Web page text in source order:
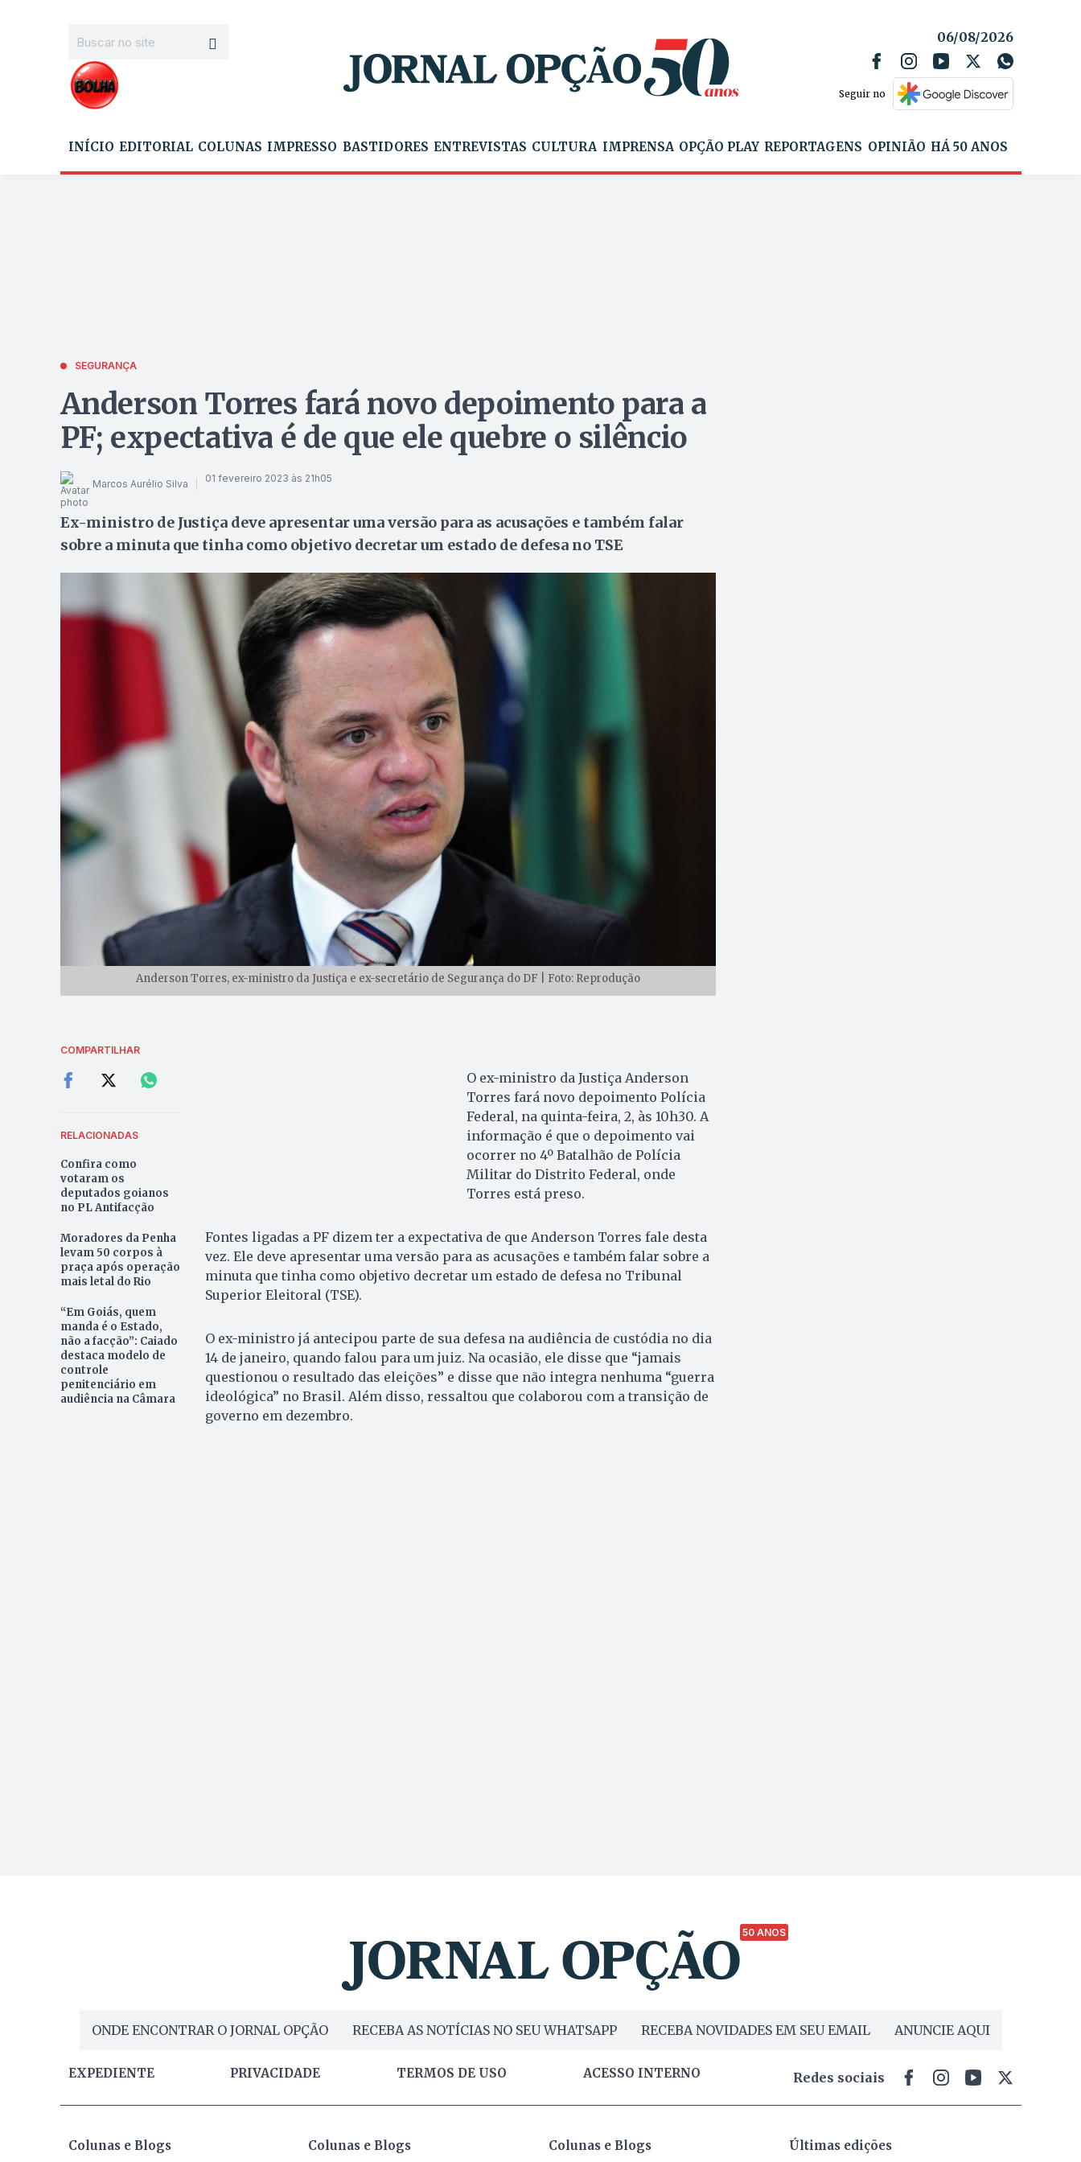
06/08/2026
Seguir no
INÍCIO EDITORIAL COLUNAS IMPRESSO BASTIDORES ENTREVISTAS CULTURA IMPRENSA OPÇÃO PLAY REPORTAGENS OPINIÃO HÁ 50 ANOS
SEGURANÇA
Anderson Torres fará novo depoimento para a
PF; expectativa é de que ele quebre o silêncio
Marcos Aurélio Silva 01 fevereiro 2023 às 21h05
Ex-ministro de Justiça deve apresentar uma versão para as acusações e também falar
sobre a minuta que tinha como objetivo decretar um estado de defesa no TSE
Anderson Torres, ex-ministro da Justiça e ex-secretário de Segurança do DF | Foto: Reprodução
COMPARTILHAR
RELACIONADAS
Confira como
votaram os
deputados goianos
no PL Antifacção
Moradores da Penha
levam 50 corpos à
praça após operação
mais letal do Rio
“Em Goiás, quem
manda é o Estado,
não a facção”: Caiado
destaca modelo de
controle
penitenciário em
audiência na Câmara
O ex-ministro da Justiça Anderson
Torres fará novo depoimento Polícia
Federal, na quinta-feira, 2, às 10h30. A
informação é que o depoimento vai
ocorrer no 4º Batalhão de Polícia
Militar do Distrito Federal, onde
Torres está preso.
Fontes ligadas a PF dizem ter a expectativa de que Anderson Torres fale desta
vez. Ele deve apresentar uma versão para as acusações e também falar sobre a
minuta que tinha como objetivo decretar um estado de defesa no Tribunal
Superior Eleitoral (TSE).
O ex-ministro já antecipou parte de sua defesa na audiência de custódia no dia
14 de janeiro, quando falou para um juiz. Na ocasião, ele disse que “jamais
questionou o resultado das eleições” e disse que não integra nenhuma “guerra
ideológica” no Brasil. Além disso, ressaltou que colaborou com a transição de
governo em dezembro.
50 ANOS
ONDE ENCONTRAR O JORNAL OPÇÃO RECEBA AS NOTÍCIAS NO SEU WHATSAPP RECEBA NOVIDADES EM SEU EMAIL ANUNCIE AQUI
EXPEDIENTE PRIVACIDADE TERMOS DE USO ACESSO INTERNO Redes sociais
Colunas e Blogs Colunas e Blogs Colunas e Blogs Últimas edições